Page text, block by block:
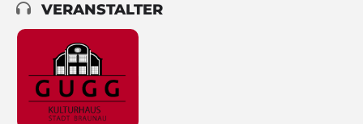
VERANSTALTER